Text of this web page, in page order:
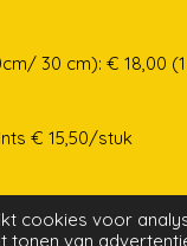
cookies voor
tonen van
30 cm): € 18,00
€ 15,50/stuk
7 dezelfde